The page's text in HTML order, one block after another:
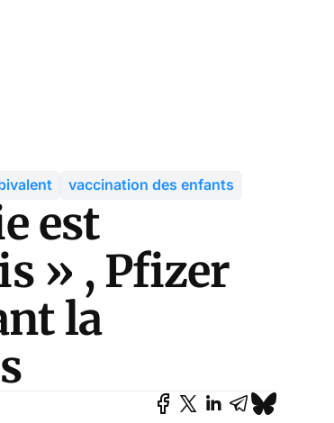
vaccination des enfants
est
» , Pfizer
la